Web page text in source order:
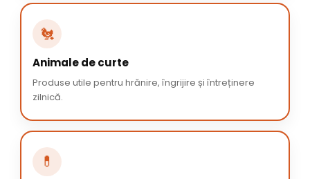
🐔
Animale de curte
Produse utile pentru hrănire, îngrijire și întreținere
zilnică.
💊